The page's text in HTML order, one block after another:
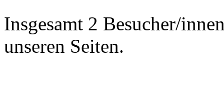
Insgesamt 2 Besucher/
unseren Seiten.